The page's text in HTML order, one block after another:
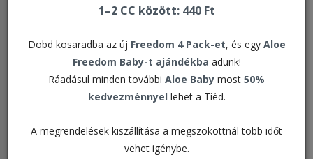
1–2 CC között: 440 Ft
Dobd kosaradba az új Freedom 4 Pack-et, és egy Aloe
Freedom Baby-t ajándékba adunk!
Ráadásul minden további Aloe Baby most 50%
kedvezménnyel lehet a Tiéd.
A megrendelések kiszállítása a megszokottnál több időt
vehet igénybe.